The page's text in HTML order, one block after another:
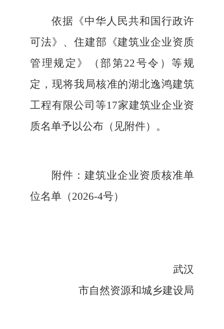
依据《中华人民共和国行政许
可法》、住建部《建筑业企业资质
管理规定》（部第22号令）等规
定，现将我局核准的湖北逸鸿建筑
工程有限公司等17家建筑业企业资
质名单予以公布（见附件）。
附件：建筑业企业资质核准单
位名单（2026-4号）
武汉
市自然资源和城乡建设局